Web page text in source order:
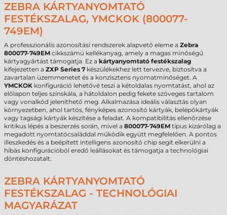
ZEBRA KÁRTYANYOMTATÓ
FESTÉKSZALAG, YMCKOK (800077-
749EM)
A professzionális azonosítási rendszerek alapvető eleme a Zebra
800077-749EM cikkszámú kellékanyag, amely a magas minőségű
kártyagyártást támogatja. Ez a kártyanyomtató festékszalag
kifejezetten a ZXP Series 7 készülékekhez lett tervezve, biztosítva a
zavartalan üzemmenetet és a konzisztens nyomatminőséget. A
YMCKOK konfiguráció lehetővé teszi a kétoldalas nyomtatást, ahol az
előlapon teljes színskála, a hátoldalon pedig fekete szöveges tartalom
vagy vonalkód jeleníthető meg. Alkalmazása ideális választás olyan
környezetben, ahol tartós, fényképes azonosító kártyák, belépőkártyák
vagy tagsági kártyák készítése a feladat. A kompatibilitás ellenőrzése
kritikus lépés a beszerzés során, mivel a 800077-749EM típus kizárólag a
megadott nyomtatócsaláddal működik együtt megfelelően. A pontos
illeszkedés és a beépített intelligens azonosító chip segít elkerülni a
hibás konfigurációból eredő leállásokat és támogatja a technológiai
döntéshozatalt.
ZEBRA KÁRTYANYOMTATÓ
FESTÉKSZALAG - TECHNOLÓGIAI
MAGYARÁZAT